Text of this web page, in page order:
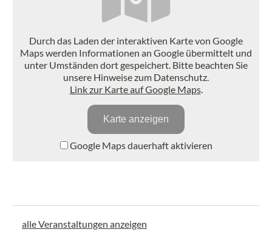
Durch das Laden der interaktiven Karte von Google
Maps werden Informationen an Google übermittelt und
unter Umständen dort gespeichert. Bitte beachten Sie
unsere Hinweise zum Datenschutz.
Link zur Karte auf Google Maps.
Karte anzeigen
Google Maps dauerhaft aktivieren
alle Veranstaltungen anzeigen